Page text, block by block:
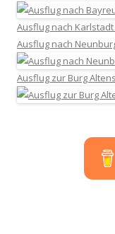
Ausflug nach
Ausflug nach
Ausflug zur Burg